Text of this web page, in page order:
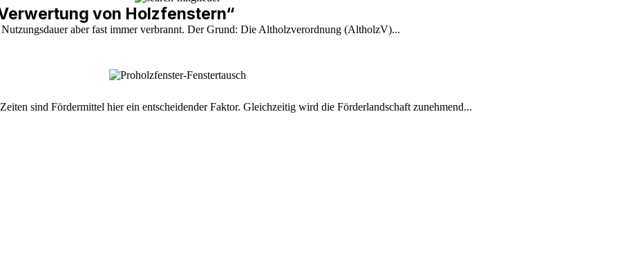
von Holzfenstern“
aber fast immer verbrannt. Der Grund: Die Altholzverordnung (AltholzV)...
sind Fördermittel hier ein entscheidender Faktor. Gleichzeitig wird die Förderlandschaft zunehmend...